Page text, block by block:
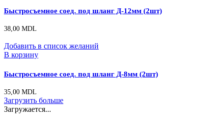
Быстросъемное соед. под шланг Д-12мм (2шт)
38,00 MDL
Добавить в список желаний
В корзину
Быстросъемное соед. под шланг Д-8мм (2шт)
35,00 MDL
Загрузить больше
Загружается...